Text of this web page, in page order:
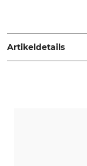
Isny, Germany,
Artikeldetails